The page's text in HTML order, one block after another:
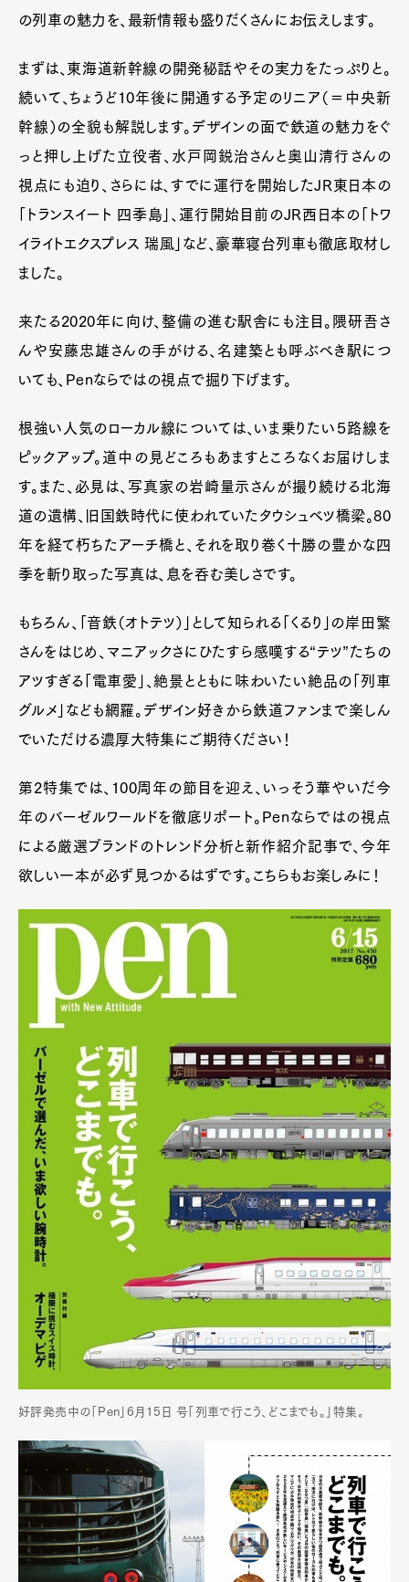
の列車の魅力を、最新情報も盛りだくさんにお伝えします。
まずは、東海道新幹線の開発秘話やその実力をたっぷりと。
続いて、ちょうど10年後に開通する予定のリニア（＝中央新
幹線）の全貌も解説します。デザインの面で鉄道の魅力をぐ
っと押し上げた立役者、水戸岡鋭治さんと奥山清行さんの
視点にも迫り、さらには、すでに運行を開始したJR東日本の
「トランスイート 四季島」、運行開始目前のJR西日本の「トワ
イライトエクスプレス 瑞風」など、豪華寝台列車も徹底取材し
ました。
来たる2020年に向け、整備の進む駅舎にも注目。隈研吾さ
んや安藤忠雄さんの手がける、名建築とも呼ぶべき駅につ
いても、Penならではの視点で掘り下げます。
根強い人気のローカル線については、いま乗りたい５路線を
ピックアップ。道中の見どころもあますところなくお届けしま
す。また、必見は、写真家の岩崎量示さんが撮り続ける北海
道の遺構、旧国鉄時代に使われていたタウシュベツ橋梁。80
年を経て朽ちたアーチ橋と、それを取り巻く十勝の豊かな四
季を斬り取った写真は、息を呑む美しさです。
もちろん、「音鉄（オトテツ）」として知られる「くるり」の岸田繁
さんをはじめ、マニアックさにひたすら感嘆する“テツ”たちの
アツすぎる「電車愛」、絶景とともに味わいたい絶品の「列車
グルメ」なども網羅。デザイン好きから鉄道ファンまで楽しん
でいただける濃厚大特集にご期待ください！
第2特集では、100周年の節目を迎え、いっそう華やいだ今
年のバーゼルワールドを徹底リポート。Penならではの視点
による厳選ブランドのトレンド分析と新作紹介記事で、今年
欲しい一本が必ず見つかるはずです。こちらもお楽しみに！
好評発売中の「Pen」6月15日 号「列車で行こう、どこまでも。」特集。